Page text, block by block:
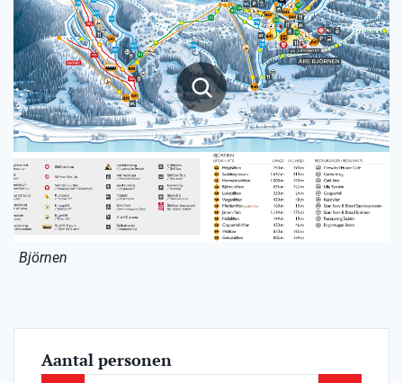
Björnen
Aantal personen